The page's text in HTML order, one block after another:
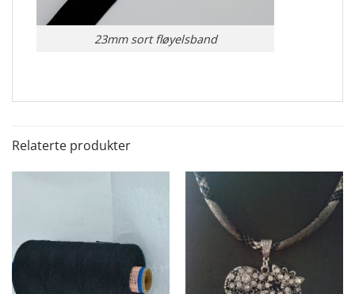
23mm sort fløyelsband
Relaterte produkter